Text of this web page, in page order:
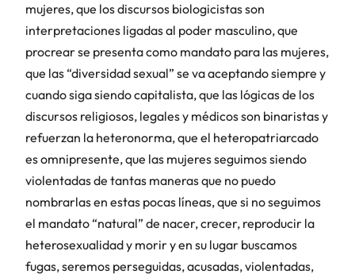
mujeres, que los discursos biologicistas son
interpretaciones ligadas al poder masculino, que
procrear se presenta como mandato para las mujeres,
que las “diversidad sexual” se va aceptando siempre y
cuando siga siendo capitalista, que las lógicas de los
discursos religiosos, legales y médicos son binaristas y
refuerzan la heteronorma, que el heteropatriarcado
es omnipresente, que las mujeres seguimos siendo
violentadas de tantas maneras que no puedo
nombrarlas en estas pocas líneas, que si no seguimos
el mandato “natural” de nacer, crecer, reproducir la
heterosexualidad y morir y en su lugar buscamos
fugas, seremos perseguidas, acusadas, violentadas,